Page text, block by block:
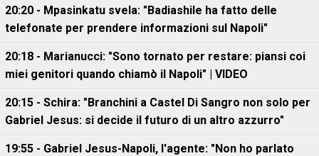
20:20 - Mpasinkatu svela: "Badiashile ha fatto delle
telefonate per prendere informazioni sul Napoli"
20:18 - Marianucci: "Sono tornato per restare: piansi coi
miei genitori quando chiamò il Napoli" | VIDEO
20:15 - Schira: "Branchini a Castel Di Sangro non solo per
Gabriel Jesus: si decide il futuro di un altro azzurro"
19:55 - Gabriel Jesus-Napoli, l'agente: "Non ho parlato